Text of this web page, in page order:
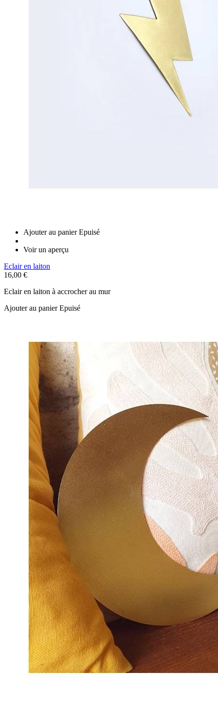
Ajouter au panier Epuisé
Voir un aperçu
Eclair en laiton
16,00 €
Eclair en laiton à accrocher au mur
Ajouter au panierEpuisé